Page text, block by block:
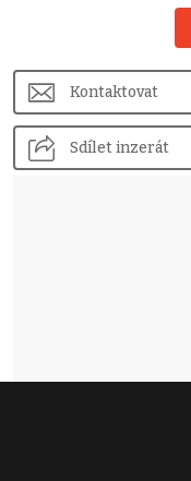
Kontaktovat
Sdílet inzerát